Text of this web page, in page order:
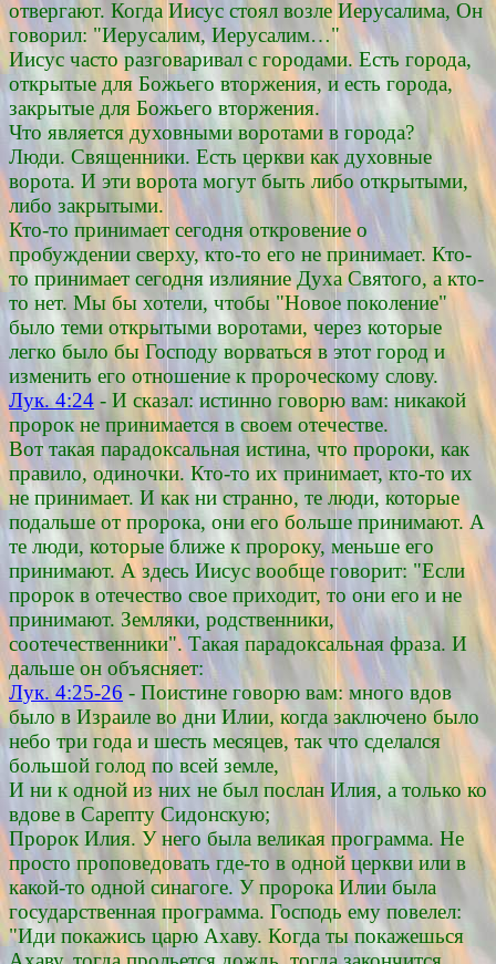
отвергают. Когда Иисус стоял возле Иерусалима, Он
говорил: "Иерусалим, Иерусалим…"
Иисус часто разговаривал с городами. Есть города,
открытые для Божьего вторжения, и есть города,
закрытые для Божьего вторжения.
Что является духовными воротами в города?
Люди. Священники. Есть церкви как духовные
ворота. И эти ворота могут быть либо открытыми,
либо закрытыми.
Кто-то принимает сегодня откровение о
пробуждении сверху, кто-то его не принимает. Кто-
то принимает сегодня излияние Духа Святого, а кто-
то нет. Мы бы хотели, чтобы "Новое поколение"
было теми открытыми воротами, через которые
легко было бы Господу ворваться в этот город и
изменить его отношение к пророческому слову.
Лук. 4:24 - И сказал: истинно говорю вам: никакой
пророк не принимается в своем отечестве.
Вот такая парадоксальная истина, что пророки, как
правило, одиночки. Кто-то их принимает, кто-то их
не принимает. И как ни странно, те люди, которые
подальше от пророка, они его больше принимают. А
те люди, которые ближе к пророку, меньше его
принимают. А здесь Иисус вообще говорит: "Если
пророк в отечество свое приходит, то они его и не
принимают. Земляки, родственники,
соотечественники". Такая парадоксальная фраза. И
дальше он объясняет:
Лук. 4:25-26 - Поистине говорю вам: много вдов
было в Израиле во дни Илии, когда заключено было
небо три года и шесть месяцев, так что сделался
большой голод по всей земле,
И ни к одной из них не был послан Илия, а только ко
вдове в Сарепту Сидонскую;
Пророк Илия. У него была великая программа. Не
просто проповедовать где-то в одной церкви или в
какой-то одной синагоге. У пророка Илии была
государственная программа. Господь ему повелел:
"Иди покажись царю Ахаву. Когда ты покажешься